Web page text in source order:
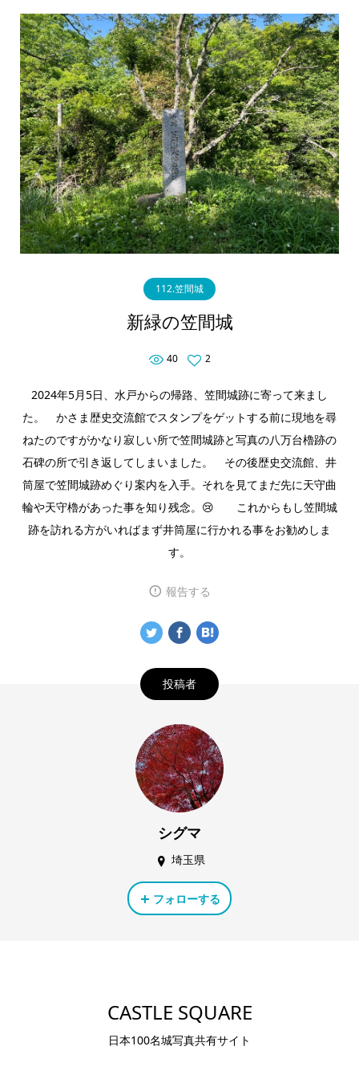
112.笠間城
新緑の笠間城
40 2
2024年5月5日、水戸からの帰路、笠間城跡に寄って来まし
た。 かさま歴史交流館でスタンプをゲットする前に現地を尋
ねたのですがかなり寂しい所で笠間城跡と写真の八万台櫓跡の
石碑の所で引き返してしまいました。 その後歴史交流館、井
筒屋で笠間城跡めぐり案内を入手。それを見てまだ先に天守曲
輪や天守櫓があった事を知り残念。😢 これからもし笠間城
跡を訪れる方がいればまず井筒屋に行かれる事をお勧めしま
す。
報告する
投稿者
シグマ
埼玉県
フォローする
CASTLE SQUARE
日本100名城写真共有サイト